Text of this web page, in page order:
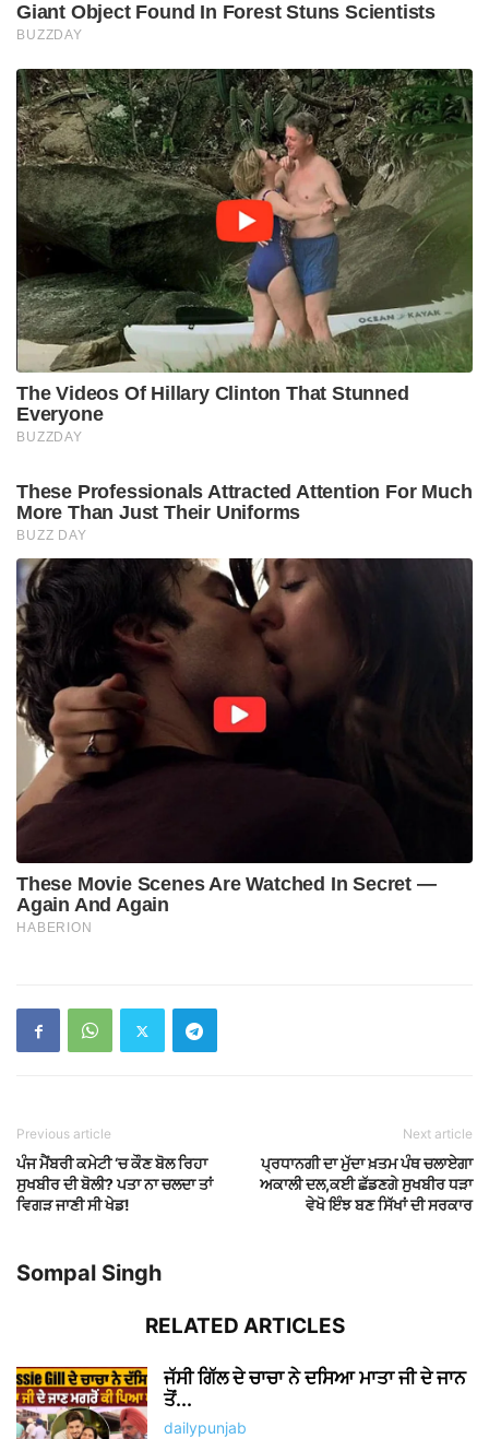
Previous article
ਪੰਜ ਮੈਂਬਰੀ ਕਮੇਟੀ ‘ਚ ਕੌਣ ਬੋਲ ਰਿਹਾ
ਸੁਖਬੀਰ ਦੀ ਬੋਲੀ? ਪਤਾ ਨਾ ਚਲਦਾ ਤਾਂ
ਵਿਗੜ ਜਾਣੀ ਸੀ ਖੇਡ!
Next article
ਪ੍ਰਧਾਨਗੀ ਦਾ ਮੁੱਦਾ ਖ਼ਤਮ ਪੰਥ ਚਲਾਏਗਾ
ਅਕਾਲੀ ਦਲ,ਕਈ ਛੱਡਣਗੇ ਸੁਖਬੀਰ ਧੜਾ
ਵੇਖੋ ਇੰਝ ਬਣ ਸਿੱਖਾਂ ਦੀ ਸਰਕਾਰ
Sompal Singh
RELATED ARTICLES
ਜੱਸੀ ਗਿੱਲ ਦੇ ਚਾਚਾ ਨੇ ਦਸਿਆ ਮਾਤਾ ਜੀ ਦੇ ਜਾਨ
ਤੋਂ...
dailypunjab